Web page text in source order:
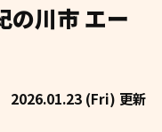
の川市 エー
2026.01.23 (Fri) 更新